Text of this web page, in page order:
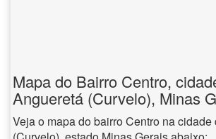
Mapa do Bairro Centro,
Angueretá (Curvelo), Minas
Veja o mapa do bairro Centro na